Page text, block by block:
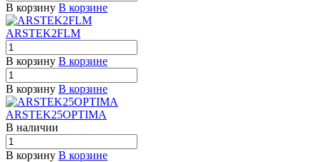
В корзину В корзине
ARSTEK2FLM
В корзину В корзине
В корзину В корзине
ARSTEK25OPTIMA
В наличии
В корзину В корзине